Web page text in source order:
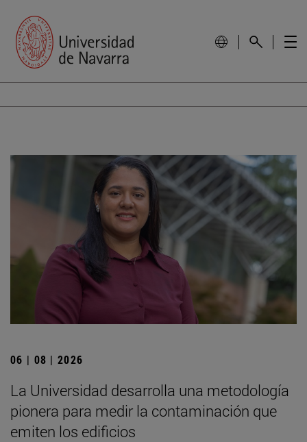
06 | 08 | 2026
La Universidad desarrolla una metodología
pionera para medir la contaminación que
emiten los edificios